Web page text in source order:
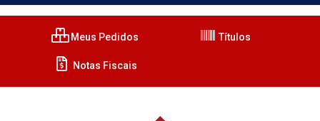
Meus Pedidos Títulos
Notas Fiscais